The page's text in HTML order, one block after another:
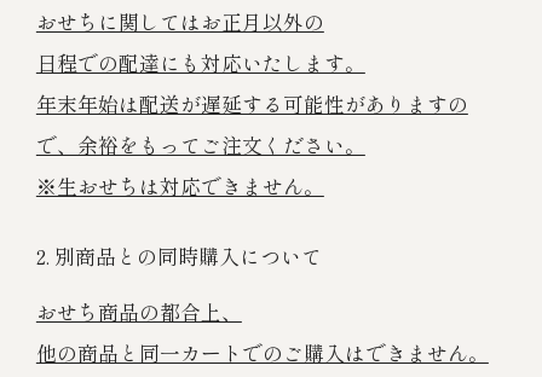
おせちに関してはお正月以外の
日程での配達にも対応いたします。
年末年始は配送が遅延する可能性がありますの
で、余裕をもってご注文ください。
※生おせちは対応できません。
2. 別商品との同時購入について
おせち商品の都合上、
他の商品と同一カートでのご購入はできません。